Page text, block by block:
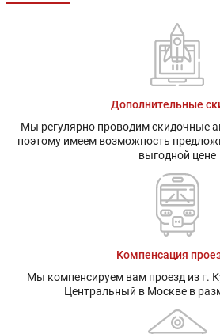
Дополнительные
Мы регулярно проводим скидочные
поэтому имеем возможность
выгодной цене
Компенсация
Мы компенсируем вам проезд из г.
Центральный в Москве в